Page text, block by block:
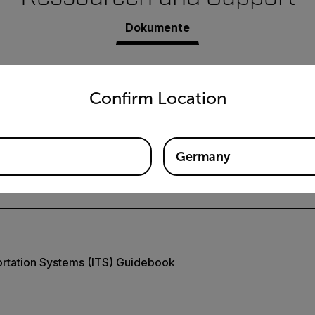
Dokumente
Systems (ITS) Guidebook
Confirm Location
and language from the options below to access the
Germany